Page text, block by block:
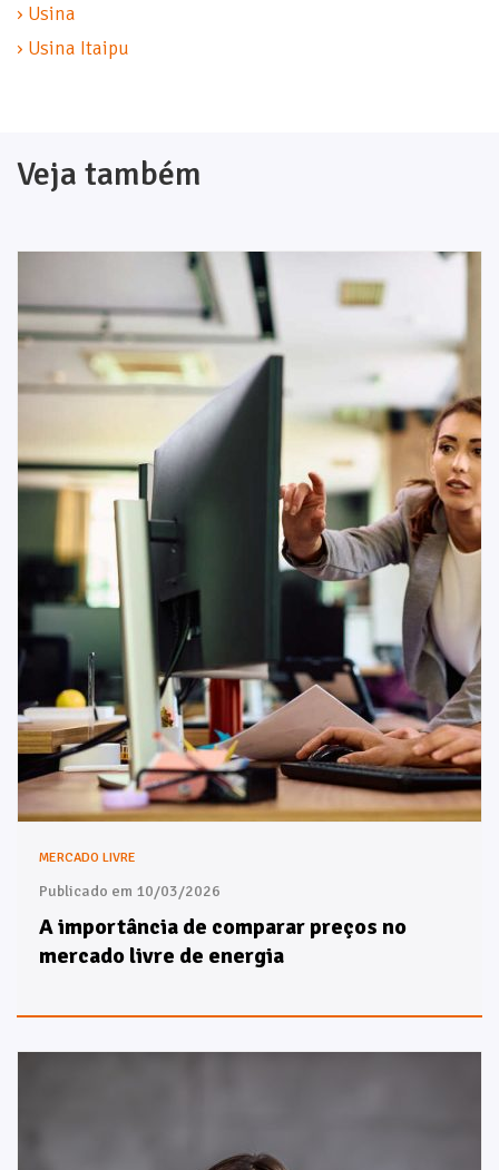
› Usina
› Usina Itaipu
Veja também
MERCADO LIVRE
Publicado em 10/03/2026
A importância de comparar preços no
mercado livre de energia